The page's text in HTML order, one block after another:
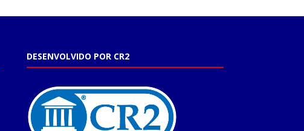
DESENVOLVIDO POR CR2